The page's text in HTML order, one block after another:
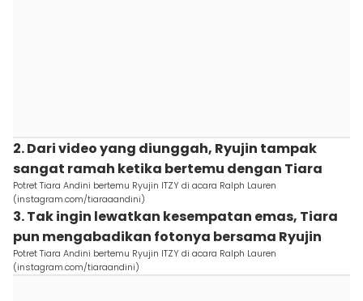
2. Dari video yang diunggah, Ryujin tampak
sangat ramah ketika bertemu dengan Tiara
Potret Tiara Andini bertemu Ryujin ITZY di acara Ralph Lauren
(instagram.com/tiaraaandini)
3. Tak ingin lewatkan kesempatan emas, Tiara
pun mengabadikan fotonya bersama Ryujin
Potret Tiara Andini bertemu Ryujin ITZY di acara Ralph Lauren
(instagram.com/tiaraandini)